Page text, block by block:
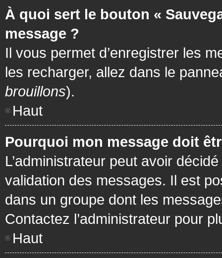
À quoi sert le bouton «
message ?
Il vous permet d’enregistrer les
les recharger, allez dans le
brouillons).
Haut
Pourquoi mon message doit
L’administrateur peut avoir
validation des messages. Il est
dans un groupe dont les
Contactez l’administrateur pour
Haut